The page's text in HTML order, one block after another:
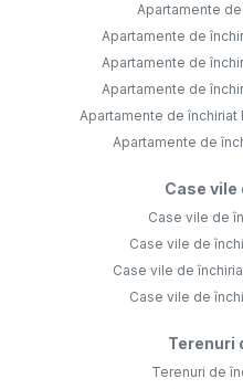
Apartamente
Apartamente de
Apartamente de
Apartamente de
Apartamente de închiriat
Apartamente de
Case
Case vile de
Case vile de
Case vile de
Case vile de
Terenuri
Terenuri de